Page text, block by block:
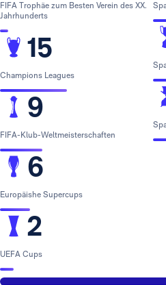
FIFA Trophäe zum Besten Verein des XX.
Jahrhunderts
15
Champions Leagues
9
FIFA-Klub-Weltmeisterschaften
6
Europäishe Supercups
2
UEFA Cups